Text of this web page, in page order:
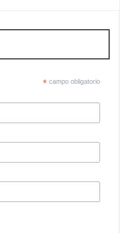
*campo obligatorio